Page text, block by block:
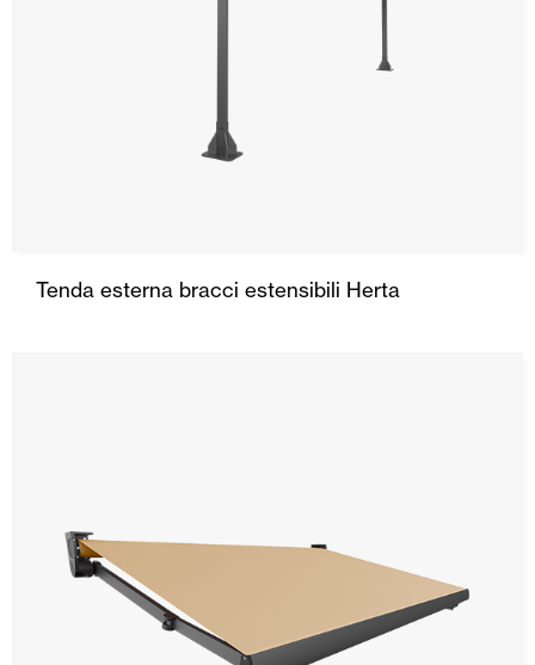
Tenda esterna bracci estensibili Herta